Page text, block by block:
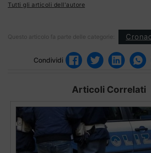
Tutti gli articoli dell'autore
Questo articolo fa parte delle categorie:
Condividi
Articoli Correlati